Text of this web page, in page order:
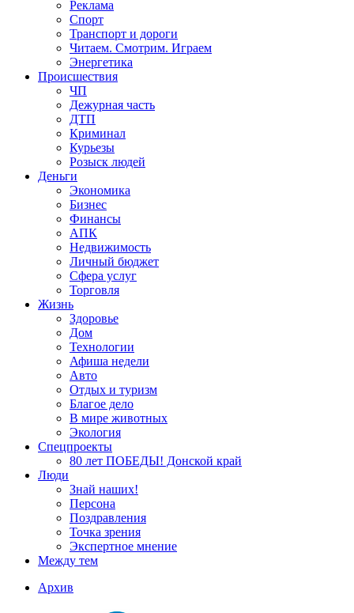
Реклама
Спорт
Транспорт и дороги
Читаем. Смотрим. Играем
Энергетика
Происшествия
ЧП
Дежурная часть
ДТП
Криминал
Курьезы
Розыск людей
Деньги
Экономика
Бизнес
Финансы
АПК
Недвижимость
Личный бюджет
Сфера услуг
Торговля
Жизнь
Здоровье
Дом
Технологии
Афиша недели
Авто
Отдых и туризм
Благое дело
В мире животных
Экология
Спецпроекты
80 лет ПОБЕДЫ! Донской край
Люди
Знай наших!
Персона
Поздравления
Точка зрения
Экспертное мнение
Между тем
Архив